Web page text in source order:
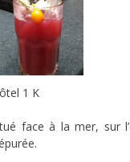
1 K
face à la mer, sur